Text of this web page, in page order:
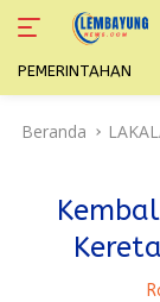
PEMERINTAHAN
Beranda